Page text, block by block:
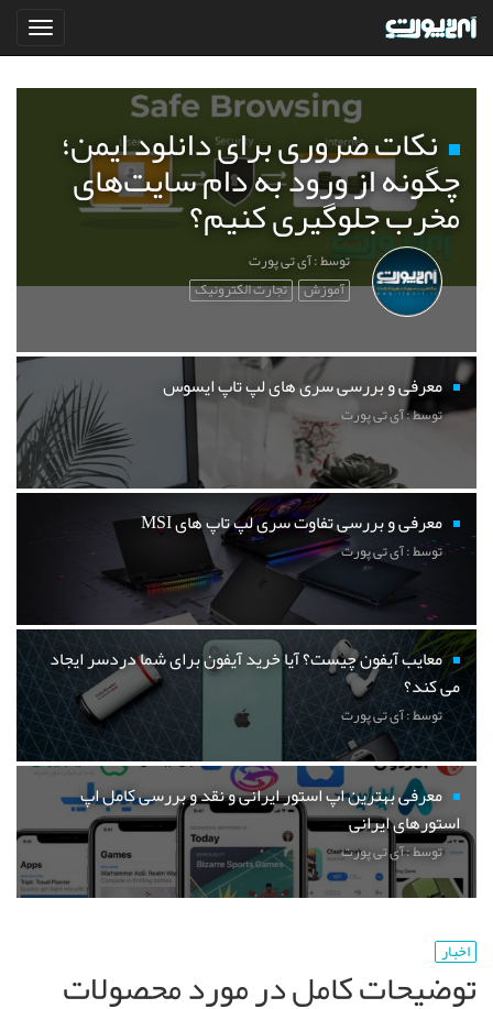
نکات ضروری برای دانلود ایمن؛
چگونه از ورود به دام سایت‌های
مخرب جلوگیری کنیم؟
توسط : آی تی پورت
آموزش تجارت الکترونیک
معرفی و بررسی سری های لپ تاپ ایسوس
توسط : آی تی پورت
معرفی و بررسی تفاوت سری لپ تاپ های MSI
توسط : آی تی پورت
معایب آیفون چیست؟ آیا خرید آیفون برای شما دردسر ایجاد
می کند؟
توسط : آی تی پورت
معرفی بهترین اپ استور ایرانی و نقد و بررسی کامل اپ
استورهای ایرانی
توسط : آی تی پورت
اخبار
توضیحات کامل در مورد محصولات